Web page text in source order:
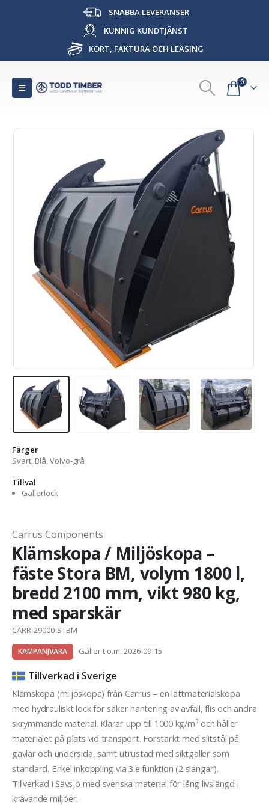
SNABBA LEVERANSER
KUNNIG KUNDTJÄNST
KORT, FAKTURA OCH LEASING
0
Färger
Svart, Blå, Volvo-grå
Tillval
Gallerlock
Carrus Components
Klämskopa / Miljöskopa –
fäste Stora BM, volym 1800 l,
bredd 2100 mm, vikt 980 kg,
med sparskär
CARR-29000-STBM
KAMPANJVARA Gäller t.o.m. 2026-09-15
Tillverkad i Sverige
Klämskopa (miljöskopa) från Carrus – en lättmaterialskopa
med hydrauliskt lock för säker hantering av avfall, flis och andra
skrymmande material. Klarar upp till 1000 kg/m³ och håller
materialet på plats vid transport. Förstärkt med slitstål på
gavlar och undersida, samt utrustad med siktgaller som
standard. Enkel inkoppling via 3:e funktion (2 slangar).
Tillverkad i Sävsjö med svenska material för lång livslängd i
krävande miljöer.